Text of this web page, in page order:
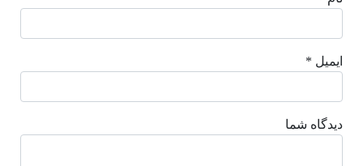
ایمیل *
دیدگاه شما